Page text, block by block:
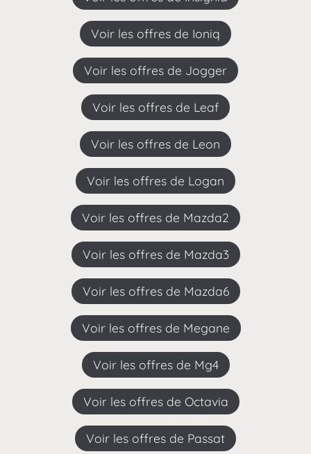
Voir les offres de Ioniq
Voir les offres de Jogger
Voir les offres de Leaf
Voir les offres de Leon
Voir les offres de Logan
Voir les offres de Mazda2
Voir les offres de Mazda3
Voir les offres de Mazda6
Voir les offres de Megane
Voir les offres de Mg4
Voir les offres de Octavia
Voir les offres de Passat